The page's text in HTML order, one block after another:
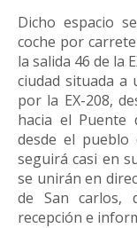
Dicho espacio
coche por
la salida 46 de la
ciudad situada a
por la EX-208,
hacia el
desde el
seguirá casi en
se unirán en
de San carlos,
recepción e